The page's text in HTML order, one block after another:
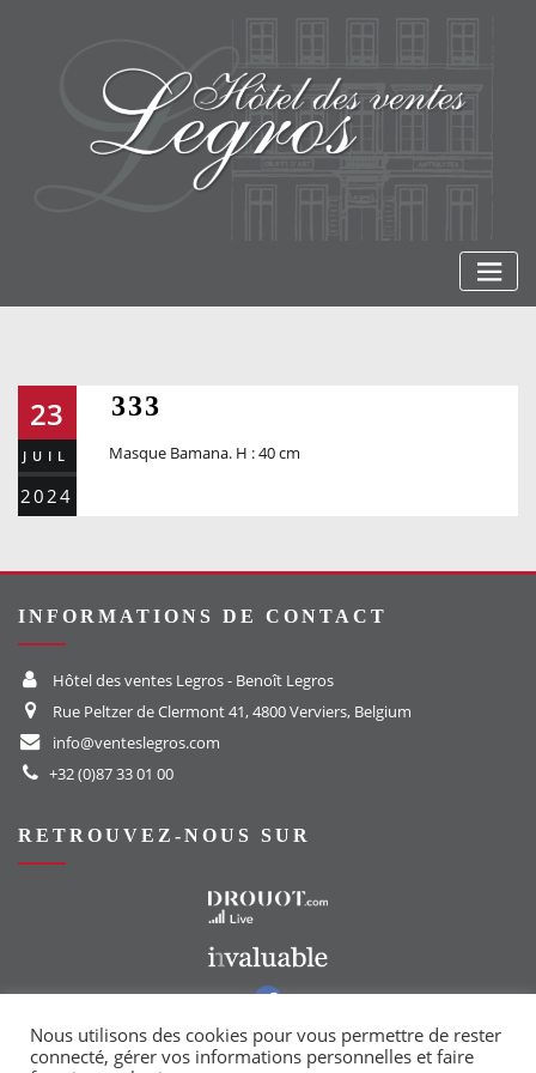
23
JUIL
2024
333
Masque Bamana. H : 40 cm
INFORMATIONS DE CONTACT
Hôtel des ventes Legros - Benoît Legros
Rue Peltzer de Clermont 41, 4800 Verviers, Belgium
info@venteslegros.com
+32 (0)87 33 01 00
RETROUVEZ-NOUS SUR
Vers notre groupe Facebook
Nous utilisons des cookies pour vous permettre de rester
connecté, gérer vos informations personnelles et faire